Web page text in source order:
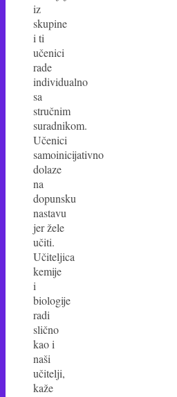
iz
skupine
i ti
učenici
rade
individualno
sa
stručnim
suradnikom.
Učenici
samoinicijativno
dolaze
na
dopunsku
nastavu
jer žele
učiti.
Učiteljica
kemije
i
biologije
radi
slično
kao i
naši
učitelji,
kaže